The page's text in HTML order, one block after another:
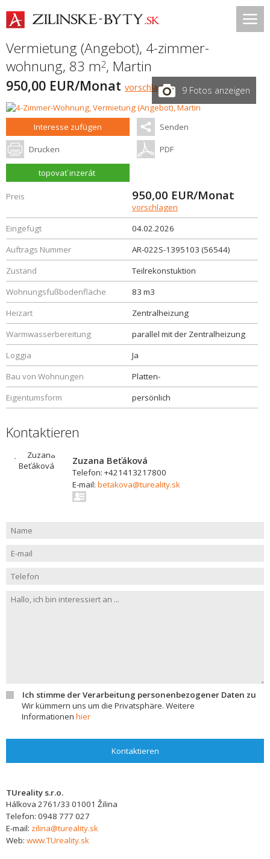
Vermietung (Angebot), 4-zimmer-
wohnung, 83 m2, Martin
950,00 EUR/Monat vorschlagen 9 Fotos anzeigen
Interesse zufügen Senden
Drucken PDF
topovať inzerát
Preis 950,00 EUR/Monat
vorschlagen
Eingefügt
04.02.2026
Auftrags Nummer
AR-022S-1395103 (56544)
Zustand
Teilrekonstuktion
Wohnungsfußbodenfläche
83 m3
Heizart
Zentralheizung
Warmwasserbereitung
parallel mit der Zentralheizung
Loggia
Ja
Bau von Wohnungen
Platten-
Eigentumsform
persönlich
Kontaktieren
Zuzana Beťáková
Telefon: +421413217800
E-mail: betakova@tureality.sk
Ich stimme der Verarbeitung personenbezogener Daten zu
Wir kümmern uns um die Privatsphäre. Weitere
Informationen hier
Kontaktieren
TUreality s.r.o.
Hálkova 2761/33 01001 Žilina
Telefon: 0948 777 027
E-mail: zilina@tureality.sk
Web: www.TUreality.sk